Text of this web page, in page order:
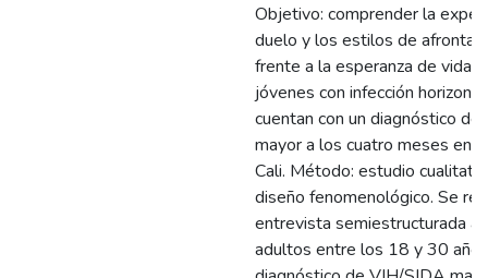
Objetivo: comprender la
duelo y los estilos de
frente a la esperanza de vida
jóvenes con infección
cuentan con un diagnóstico
mayor a los cuatro meses en
Cali. Método: estudio
diseño fenomenológico. Se
entrevista semiestructurada a
adultos entre los 18 y 30